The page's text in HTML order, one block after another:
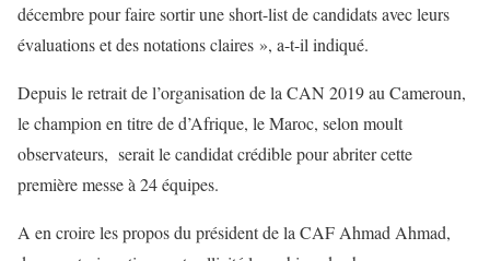
décembre pour faire sortir une short-list de candidats avec leurs
évaluations et des notations claires », a-t-il indiqué.
Depuis le retrait de l’organisation de la CAN 2019 au Cameroun,
le champion en titre de d’Afrique, le Maroc, selon moult
observateurs, serait le candidat crédible pour abriter cette
première messe à 24 équipes.
A en croire les propos du président de la CAF Ahmad Ahmad,